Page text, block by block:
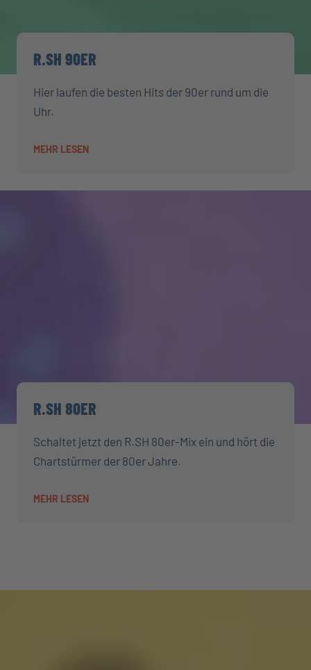
R.SH 90ER
Hier laufen die besten Hits der 90er rund um die
Uhr.
MEHR LESEN
R.SH 80ER
Schaltet jetzt den R.SH 80er-Mix ein und hört die
Chartstürmer der 80er Jahre.
MEHR LESEN